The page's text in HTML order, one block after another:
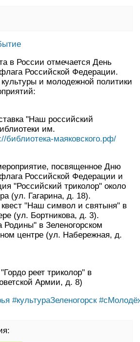
в России отмечается День
флага Российской Федерации.
и молодежной политики
"Наш российский
им.
библиотека-маяковского.рф/
посвященное Дню
флага Российской Федерации и
"Российский триколор" около
(ул. Гагарина, д. 18).
"Наш символ и святыня" в
(ул. Бортникова, д. 3).
Родины" в Зеленогорском
центре (ул. Набережная, д.
реет триколор" в
Армии, д. 8)
#культураЗеленогорск